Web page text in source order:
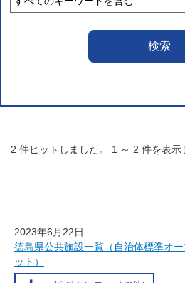
2 件ヒットしました。 1 ～ 2 件を表示
2023年6月22日
徳島県公共施設一覧（自治体標準オ
ット）